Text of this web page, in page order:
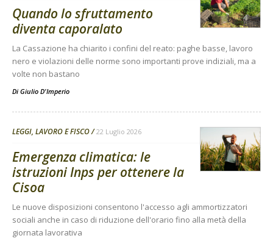
Quando lo sfruttamento
diventa caporalato
La Cassazione ha chiarito i confini del reato: paghe basse, lavoro
nero e violazioni delle norme sono importanti prove indiziali, ma a
volte non bastano
Di Giulio D'Imperio
LEGGI, LAVORO E FISCO 22 Luglio 2026
Emergenza climatica: le
istruzioni Inps per ottenere la
Cisoa
Le nuove disposizioni consentono l'accesso agli ammortizzatori
sociali anche in caso di riduzione dell'orario fino alla metà della
giornata lavorativa